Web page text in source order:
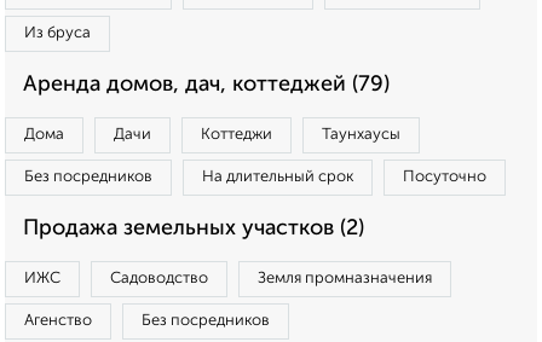
Из бруса
Аренда домов, дач, коттеджей (79)
Дома Дачи Коттеджи Таунхаусы
Без посредников На длительный срок Посуточно
Продажа земельных участков (2)
ИЖС Садоводство Земля промназначения
Агенство Без посредников